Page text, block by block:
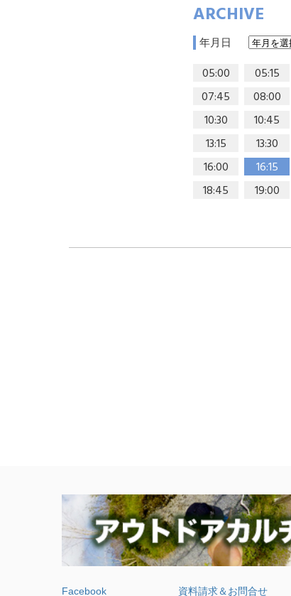
ARCHIVE
年月日
05:00 05:15
07:45
08:00
10:30
10:45
13:15
13:30
16:00
16:15
18:45
19:00